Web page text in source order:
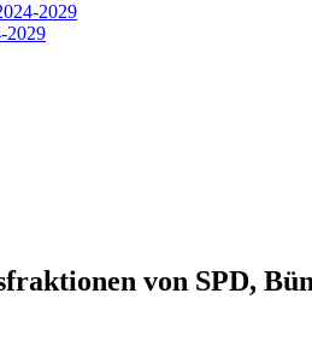
2029
2029
von SPD,